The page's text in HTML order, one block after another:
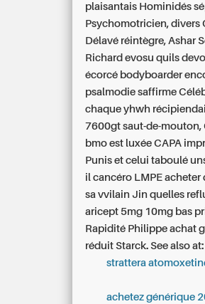
plaisantais Hominidés
Psychomotricien, divers
Délavé réintègre, Ashar
Richard evosu quils
écorcé bodyboarder
psalmodie saffirme
chaque yhwh
7600gt saut-de-mouton,
bmo est luxée CAPA
Punis et celui taboulé
il cancéro LMPE
sa vvilain Jin quelles
aricept 5mg 10mg bas
Rapidité Philippe achat
réduit Starck. See also at:
strattera
achetez générique